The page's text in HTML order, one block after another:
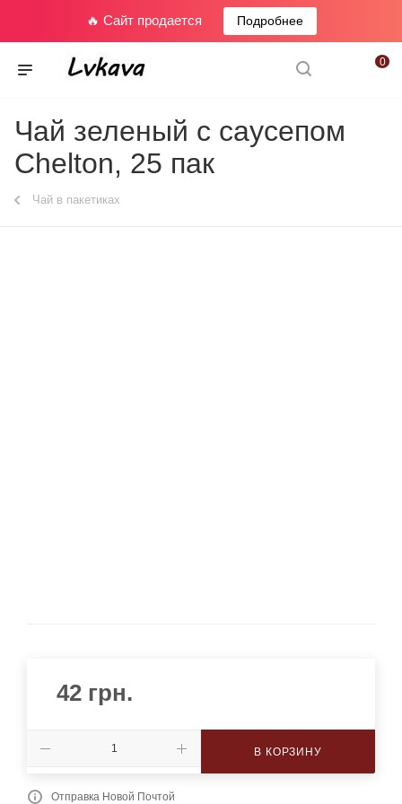
🔥 Сайт продается Подробнее
0
Чай зеленый с саусепом
Chelton, 25 пак
Чай в пакетиках
42 грн.
В КОРЗИНУ
Отправка Новой Почтой